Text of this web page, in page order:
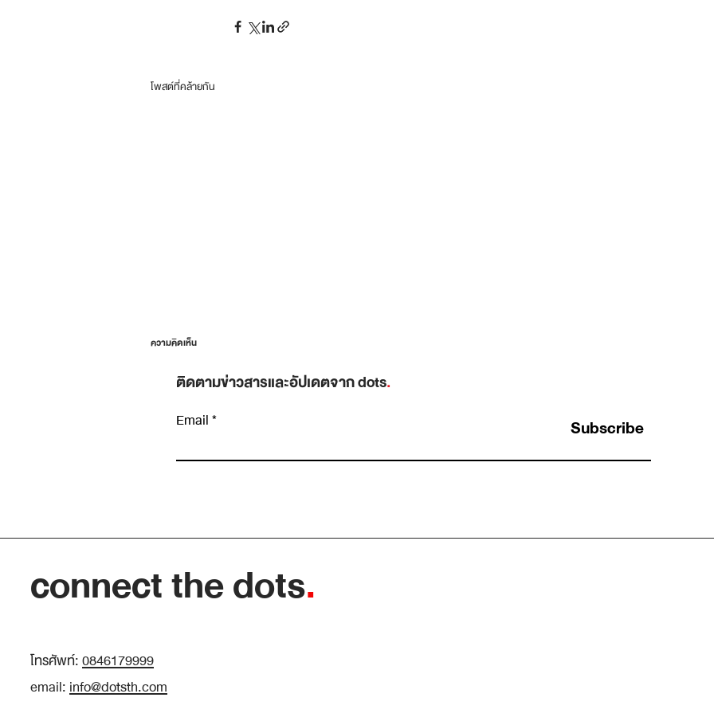
โพสต์ที่คล้ายกัน
Insight หายาก เพราะเราหยุดมองเร็วเกินไป
ความคิดเห็น
เขียนความคิดเห็น…
ติดตามข่าวสารและอัปเดตจาก dots.
Email Subscribe
connect the dots.
โทรศัพท์:0846179999
email:info@dotsth.com